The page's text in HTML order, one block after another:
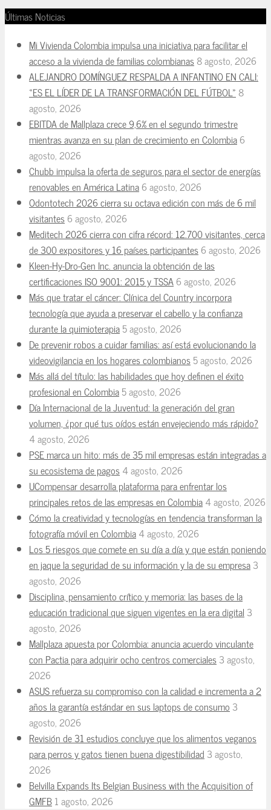
Últimas Noticias
Mi Vivienda Colombia impulsa una iniciativa para facilitar el
acceso a la vivienda de familias colombianas8 agosto, 2026
ALEJANDRO DOMÍNGUEZ RESPALDA A INFANTINO EN CALI:
«ES EL LÍDER DE LA TRANSFORMACIÓN DEL FÚTBOL» 8
agosto, 2026
EBITDA de Mallplaza crece 9,6% en el segundo trimestre
mientras avanza en su plan de crecimiento en Colombia6
agosto, 2026
Chubb impulsa la oferta de seguros para el sector de energías
renovables en América Latina6 agosto, 2026
Odontotech 2026 cierra su octava edición con más de 6 mil
visitantes6 agosto, 2026
Meditech 2026 cierra con cifra récord: 12.700 visitantes, cerca
de 300 expositores y 16 países participantes6 agosto, 2026
Kleen-Hy-Dro-Gen Inc. anuncia la obtención de las
certificaciones ISO 9001: 2015 y TSSA6 agosto, 2026
Más que tratar el cáncer: Clínica del Country incorpora
tecnología que ayuda a preservar el cabello y la confianza
durante la quimioterapia5 agosto, 2026
De prevenir robos a cuidar familias: así está evolucionando la
videovigilancia en los hogares colombianos5 agosto, 2026
Más allá del título: las habilidades que hoy definen el éxito
profesional en Colombia5 agosto, 2026
Día Internacional de la Juventud: la generación del gran
volumen, ¿por qué tus oídos están envejeciendo más rápido?
4 agosto, 2026
PSE marca un hito: más de 35 mil empresas están integradas a
su ecosistema de pagos4 agosto, 2026
UCompensar desarrolla plataforma para enfrentar los
principales retos de las empresas en Colombia4 agosto, 2026
Cómo la creatividad y tecnologías en tendencia transforman la
fotografía móvil en Colombia4 agosto, 2026
Los 5 riesgos que comete en su día a día y que están poniendo
en jaque la seguridad de su información y la de su empresa3
agosto, 2026
Disciplina, pensamiento crítico y memoria: las bases de la
educación tradicional que siguen vigentes en la era digital 3
agosto, 2026
Mallplaza apuesta por Colombia: anuncia acuerdo vinculante
con Pactia para adquirir ocho centros comerciales3 agosto,
2026
ASUS refuerza su compromiso con la calidad e incrementa a 2
años la garantía estándar en sus laptops de consumo 3
agosto, 2026
Revisión de 31 estudios concluye que los alimentos veganos
para perros y gatos tienen buena digestibilidad 3 agosto,
2026
Belvilla Expands Its Belgian Business with the Acquisition of
GMFB1 agosto, 2026